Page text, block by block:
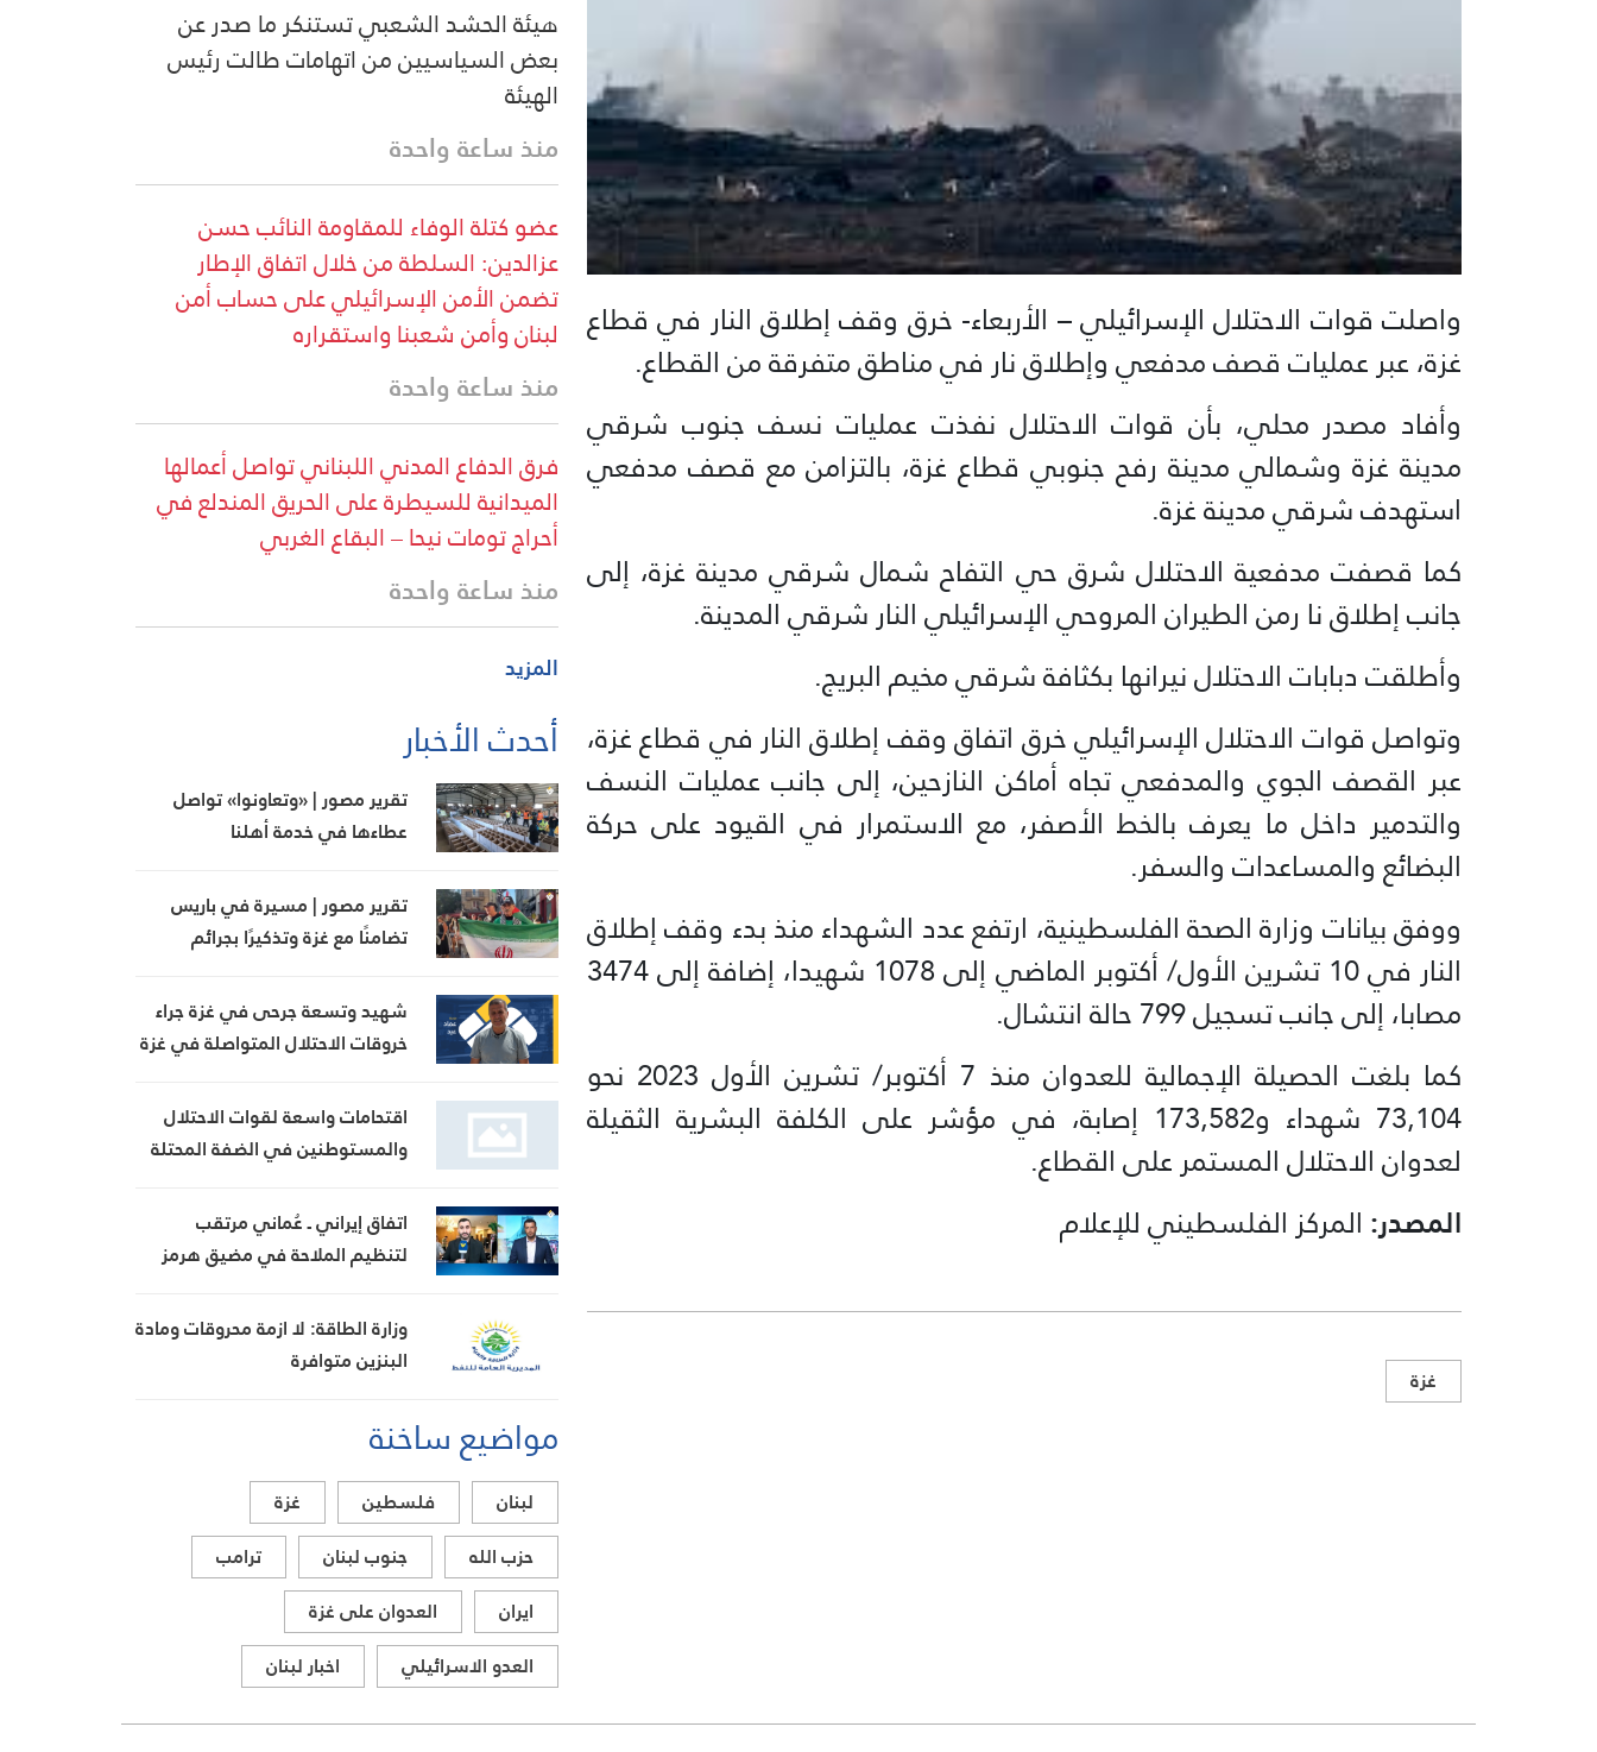
واصلت قوات الاحتلال الإسرائيلي – الأربعاء- خرق وقف إطلاق النار في قطاع
غزة، عبر عمليات قصف مدفعي وإطلاق نار في مناطق متفرقة من القطاع.
وأفاد مصدر محلي، بأن قوات الاحتلال نفذت عمليات نسف جنوب شرقي
مدينة غزة وشمالي مدينة رفح جنوبي قطاع غزة، بالتزامن مع قصف مدفعي
استهدف شرقي مدينة غزة.
كما قصفت مدفعية الاحتلال شرق حي التفاح شمال شرقي مدينة غزة، إلى
جانب إطلاق نا رمن الطيران المروحي الإسرائيلي النار شرقي المدينة.
وأطلقت دبابات الاحتلال نيرانها بكثافة شرقي مخيم البريج.
وتواصل قوات الاحتلال الإسرائيلي خرق اتفاق وقف إطلاق النار في قطاع غزة،
عبر القصف الجوي والمدفعي تجاه أماكن النازحين، إلى جانب عمليات النسف
والتدمير داخل ما يعرف بالخط الأصفر، مع الاستمرار في القيود على حركة
البضائع والمساعدات والسفر.
ووفق بيانات وزارة الصحة الفلسطينية، ارتفع عدد الشهداء منذ بدء وقف إطلاق
النار في 10 تشرين الأول/ أكتوبر الماضي إلى 1078 شهيدا، إضافة إلى 3474
مصابا، إلى جانب تسجيل 799 حالة انتشال.
كما بلغت الحصيلة الإجمالية للعدوان منذ 7 أكتوبر/ تشرين الأول 2023 نحو
73,104 شهداء و173,582 إصابة، في مؤشر على الكلفة البشرية الثقيلة
لعدوان الاحتلال المستمر على القطاع.
المصدر: المركز الفلسطيني للإعلام
غزة
هيئة الحشد الشعبي تستنكر ما صدر عن
بعض السياسيين من اتهامات طالت رئيس
الهيئة
منذ ساعة واحدة
عضو كتلة الوفاء للمقاومة النائب حسن
عزالدين: السلطة من خلال اتفاق الإطار
تضمن الأمن الإسرائيلي على حساب أمن
لبنان وأمن شعبنا واستقراره
منذ ساعة واحدة
فرق الدفاع المدني اللبناني تواصل أعمالها
الميدانية للسيطرة على الحريق المندلع في
أحراج تومات نيحا – البقاع الغربي
منذ ساعة واحدة
المزيد
أحدث الأخبار
تقرير مصور | «وتعاونوا» تواصل
عطاءها في خدمة أهلنا
تقرير مصور | مسيرة في باريس
تضامنًا مع غزة وتذكيرًا بجرائم
شهيد وتسعة جرحى في غزة جراء
خروقات الاحتلال المتواصلة في غزة
اقتحامات واسعة لقوات الاحتلال
والمستوطنين في الضفة المحتلة
اتفاق إيراني ـ عُماني مرتقب
لتنظيم الملاحة في مضيق هرمز
وزارة الطاقة: لا ازمة محروقات ومادة
البنزين متوافرة
مواضيع ساخنة
لبنان فلسطين
غزة
حزب الله
جنوب لبنان
ترامب
ايران
العدوان على غزة
العدو الاسرائيلي
اخبار لبنان